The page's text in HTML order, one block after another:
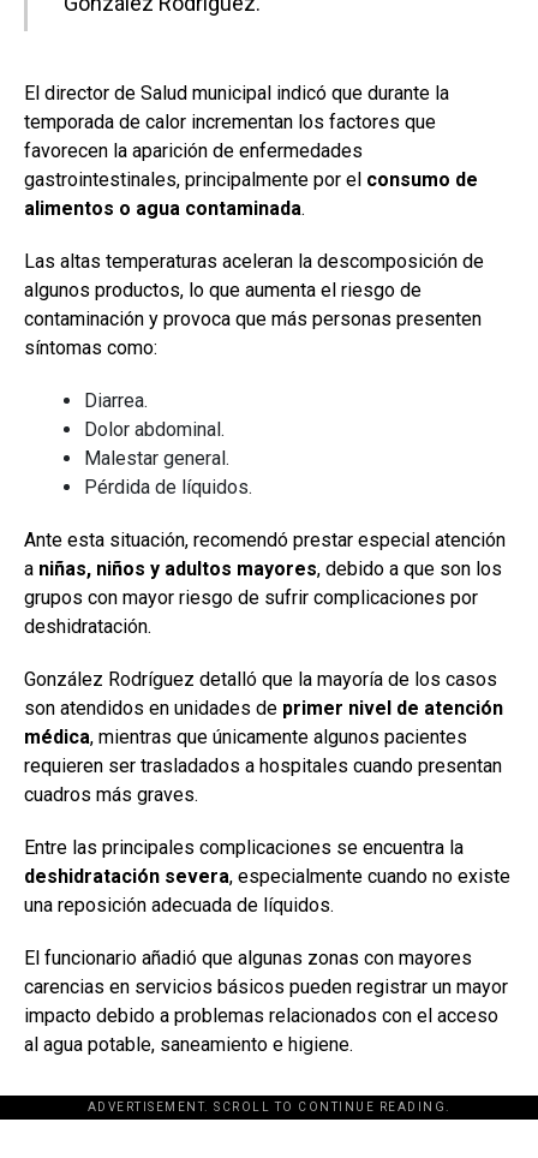
El director de Salud municipal indicó que durante la
temporada de calor incrementan los factores que
favorecen la aparición de enfermedades
gastrointestinales, principalmente por el consumo de
alimentos o agua contaminada.
Las altas temperaturas aceleran la descomposición de
algunos productos, lo que aumenta el riesgo de
contaminación y provoca que más personas presenten
síntomas como:
Diarrea.
Dolor abdominal.
Malestar general.
Pérdida de líquidos.
Ante esta situación, recomendó prestar especial atención
a niñas, niños y adultos mayores, debido a que son los
grupos con mayor riesgo de sufrir complicaciones por
deshidratación.
González Rodríguez detalló que la mayoría de los casos
son atendidos en unidades de primer nivel de atención
médica, mientras que únicamente algunos pacientes
requieren ser trasladados a hospitales cuando presentan
cuadros más graves.
Entre las principales complicaciones se encuentra la
deshidratación severa, especialmente cuando no existe
una reposición adecuada de líquidos.
El funcionario añadió que algunas zonas con mayores
carencias en servicios básicos pueden registrar un mayor
impacto debido a problemas relacionados con el acceso
al agua potable, saneamiento e higiene.
ADVERTISEMENT. SCROLL TO CONTINUE READING.
[adsforwp id="243463"]